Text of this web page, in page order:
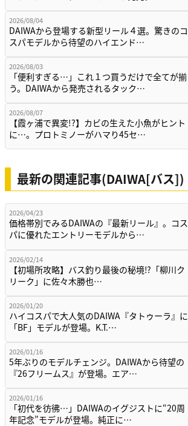
2026/08/04
DAIWAから登場する新型リール４選。驚きのコ
スパモデルから待望のハイエンド…
2026/08/03
「便利すぎる…」これ１つ買うだけで全てが揃
う。DAIWAから発売されるタック…
2026/08/07
【霞ヶ浦で異変!?】カビの生えた小魚がヒント
に…。プロトミノーがハマり45セ…
最新の関連記事(DAIWA[バス])
2026/04/23
価格帯別でみるDAIWAの『最新リール』。コス
パに優れたエントリーモデルから…
2026/02/14
【初場所攻略】バス釣り最後の秘境⁉「柳川ク
リーク」に佐々木勝也…
2026/01/20
ハイコスパで大人気のDAIWA『タトゥーラ』に
「BF」モデルが登場。K.T.…
2026/01/16
5年ぶりのモデルチェンジ。DAIWAから待望の
『26フリームス』が登場。エア…
2026/01/16
「初代を彷彿…」DAIWAのイグジストに“20周
年記念”モデルが登場。純正に…